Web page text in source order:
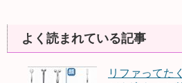
よく読まれている記事
リファってた